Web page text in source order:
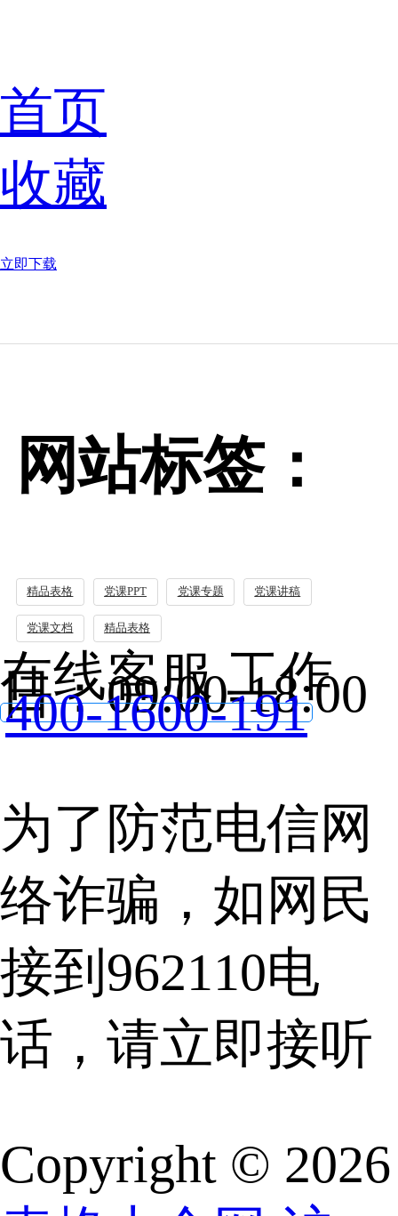
首页
收藏
立即下载
网站标签：
精品表格 党课PPT 党课专题 党课讲稿
党课文档 精品表格
在线客服 工作
日：09:00-18:00
400-1600-191
为了防范电信网
络诈骗，如网民
接到962110电
话，请立即接听
Copyright © 2026